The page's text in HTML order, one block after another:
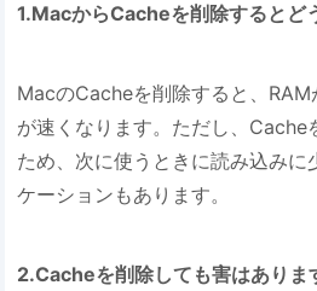
1.MacからCacheを削除するとど
MacのCacheを削除すると、
が速くなります。ただし、Cache
ため、次に使うときに読み込みに
ケーションもあります。
2.Cacheを削除しても害はありま